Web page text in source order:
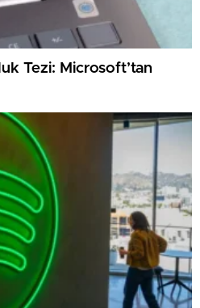
Tezi: Microsoft’tan